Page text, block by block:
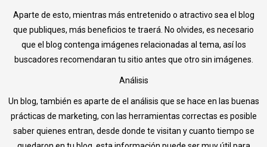
Aparte de esto, mientras más entretenido o atractivo sea el blog
que publiques, más beneficios te traerá. No olvides, es necesario
que el blog contenga imágenes relacionadas al tema, así los
buscadores recomendaran tu sitio antes que otro sin imágenes.
Análisis
Un blog, también es aparte de el análisis que se hace en las buenas
prácticas de marketing, con las herramientas correctas es posible
saber quienes entran, desde donde te visitan y cuanto tiempo se